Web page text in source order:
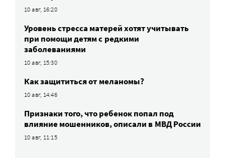
10 авг, 16:20
Уровень стресса матерей хотят учитывать
при помощи детям с редкими
заболеваниями
10 авг, 15:30
Как защититься от меланомы?
10 авг, 14:46
Признаки того, что ребенок попал под
влияние мошенников, описали в МВД России
10 авг, 11:15